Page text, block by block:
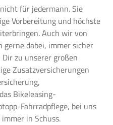
für jedermann. Sie
Vorbereitung und höchste
Auch wir von
dabei, immer sicher
zu unserer großen
Zusatzversicherungen
Bikeleasing-
Fahrradpflege, bei uns
in Schuss.